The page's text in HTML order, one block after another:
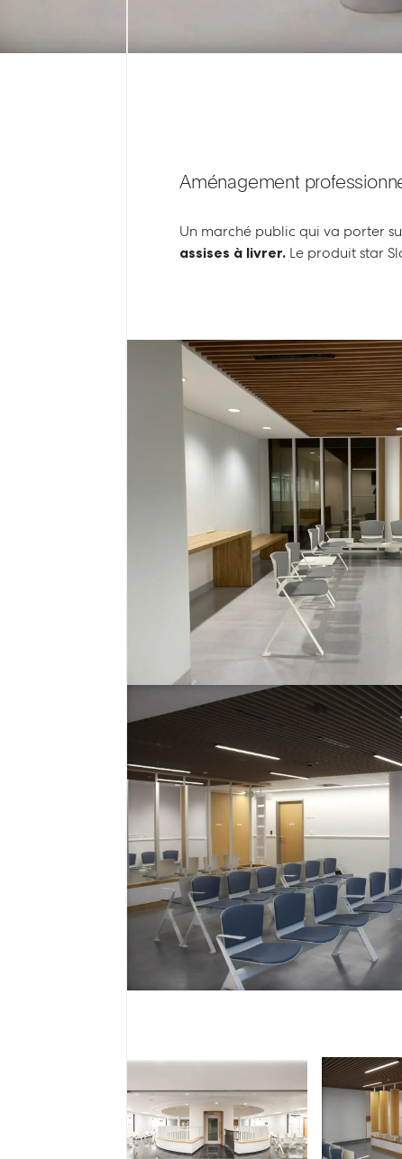
Aménagement
Un marché public qui va porter
assises à livrer. Le produit star